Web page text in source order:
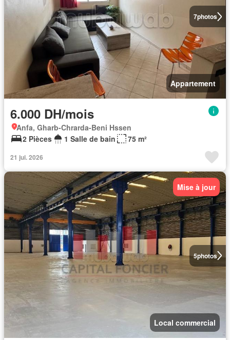
7photos
Appartement
6.000 DH/mois
Anfa, Gharb-Chrarda-Beni Hssen
2 Pièces
1 Salle de bain 75 m²
21 jui. 2026
5photos
Mise à jour
Local commercial